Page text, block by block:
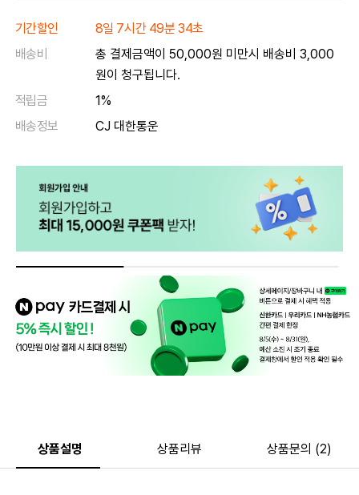
기간할인
8일 7시간 49분 34초
배송비
총 결제금액이 50,000원 미만시 배송비 3,000
원이 청구됩니다.
적립금
1%
배송정보
CJ 대한통운
상품설명 상품리뷰 상품문의 (2)